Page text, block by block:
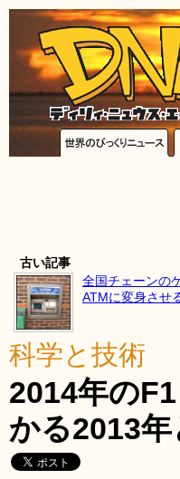
古い記事
全国チェーンの
ATMに変身させ
科学と技術
2014年の
かる2013